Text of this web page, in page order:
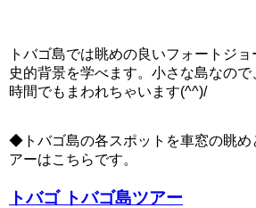
トバゴ島では眺めの良いフォートジ
史的背景を学べます。小さな島なの
時間でもまわれちゃいます(^^)/
◆トバゴ島の各スポットを車窓の眺め
アーはこちらです。
トバゴ トバゴ島ツアー